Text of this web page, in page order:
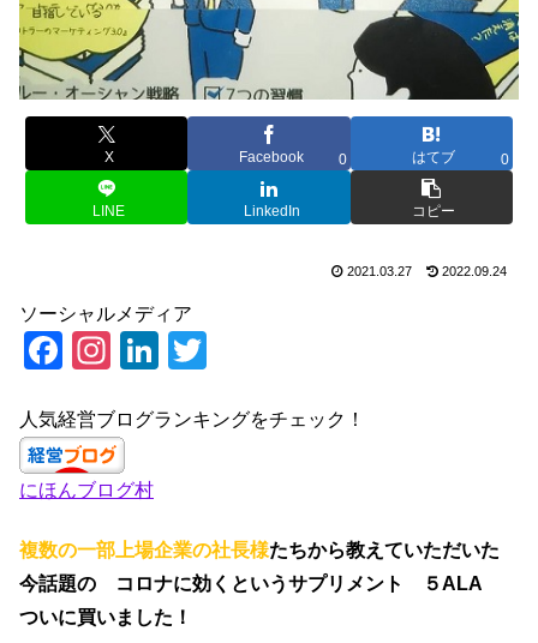
X Facebook 0 はてブ 0
LINE LinkedIn コピー
2021.03.27 2022.09.24
ソーシャルメディア
F
c
e
b
o
o
k
In
a
gr
a
m
Li
k
n
tt
人気経営ブログランキングをチェック！
にほんブログ村
複数の一部上場企業の社長様たちから教えていただいた
今話題の コロナに効くというサプリメント ５ALA
ついに買いました！